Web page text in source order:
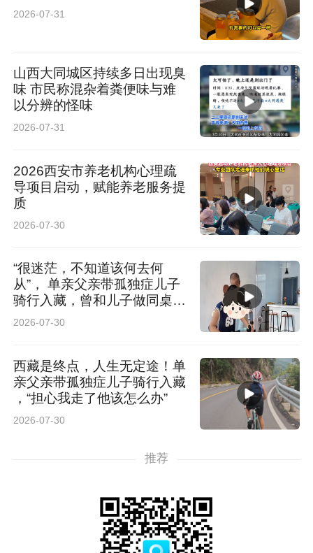
2026-07-31
山西大同城区持续多日出现臭
味 市民称混杂着粪便味与难
以分辨的怪味
2026-07-31
2026西安市养老机构心理疏
导项目启动，赋能养老服务提
质
2026-07-30
“很迷茫，不知道该何去何
从”， 单亲父亲带孤独症儿子
骑行入藏，曾和儿子做同桌陪
读
2026-07-30
西藏是终点，人生无定途！单
亲父亲带孤独症儿子骑行入藏
，“担心我走了他该怎么办”
2026-07-30
推荐